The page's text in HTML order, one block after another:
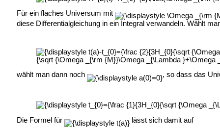
Für ein flaches Universum mit
diese Differentialgleichung in ein Integral verwandeln. Wählt
wählt man dann noch , so dass das
Die Formel für lässt sich damit auf